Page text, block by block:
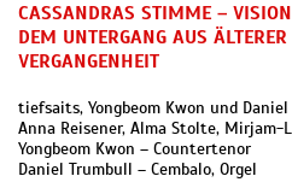
CASSANDRAS STIMME –
DEM UNTERGANG AUS
VERGANGENHEIT
tiefsaits, Yongbeom Kwon und
Anna Reisener, Alma Stolte, Mirjam-
Yongbeom Kwon – Countertenor
Daniel Trumbull – Cembalo, Orgel